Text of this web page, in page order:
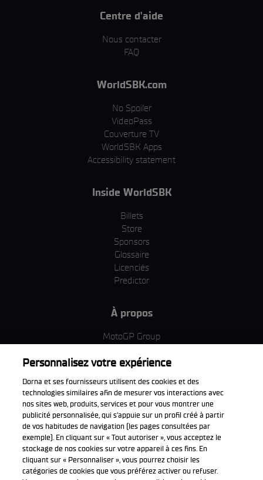
Centre d'aide
Nous contacter
FAQ
WorldSBK.com
No Spoiler
VideoPass
Couverture TV
WorldSBK Apps
Accessibility statement
Inside WorldSBK
Billets
Store
Sponsors
Glossaire
Licenciés
Predictor
À propos
MotoGP Group
Termes et conditions d'utilisation
Politique de confidentialité
Politique d’achat
Télécharger l'appli officiell
Personnalisez votre expérience
Dorna et ses fournisseurs utilisent des cookies et des
technologies similaires afin de mesurer vos interactions avec
nos sites web, produits, services et pour vous montrer une
publicité personnalisée, qui s’appuie sur un profil créé à partir
de vos habitudes de navigation (les pages consultées par
exemple). En cliquant sur « Tout autoriser », vous acceptez le
stockage de nos cookies sur votre appareil à ces fins. En
cliquant sur « Personnaliser », vous pourrez choisir les
catégories de cookies que vous préférez activer ou refuser.